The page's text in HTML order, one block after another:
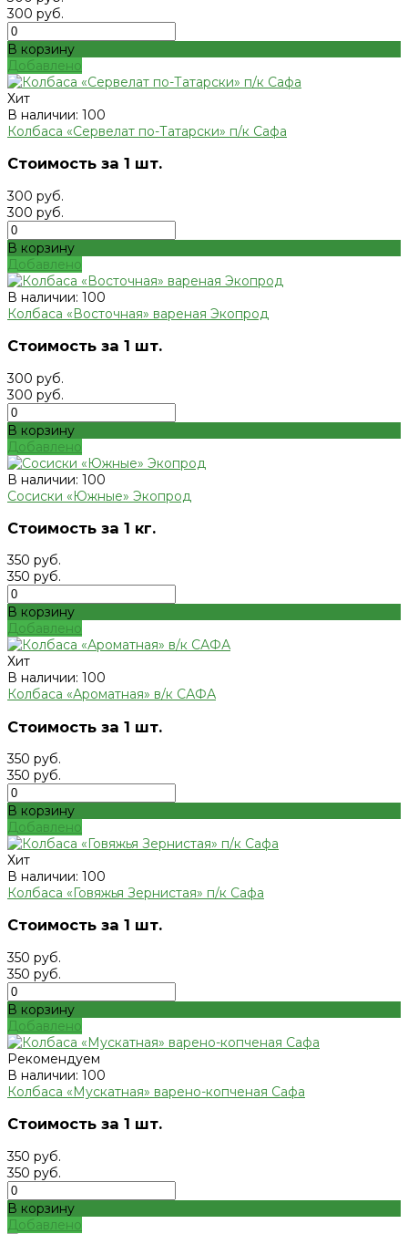
300 руб.
В корзину
Добавлено
Хит
В наличии: 100
Колбаса «Сервелат по-Татарски» п/к Сафа
Стоимость за 1 шт.
300 руб.
300 руб.
В корзину
Добавлено
В наличии: 100
Колбаса «Восточная» вареная Экопрод
Стоимость за 1 шт.
300 руб.
300 руб.
В корзину
Добавлено
В наличии: 100
Сосиски «Южные» Экопрод
Стоимость за 1 кг.
350 руб.
350 руб.
В корзину
Добавлено
Хит
В наличии: 100
Колбаса «Ароматная» в/к САФА
Стоимость за 1 шт.
350 руб.
350 руб.
В корзину
Добавлено
Хит
В наличии: 100
Колбаса «Говяжья Зернистая» п/к Сафа
Стоимость за 1 шт.
350 руб.
350 руб.
В корзину
Добавлено
Рекомендуем
В наличии: 100
Колбаса «Мускатная» варено-копченая Сафа
Стоимость за 1 шт.
350 руб.
350 руб.
В корзину
Добавлено